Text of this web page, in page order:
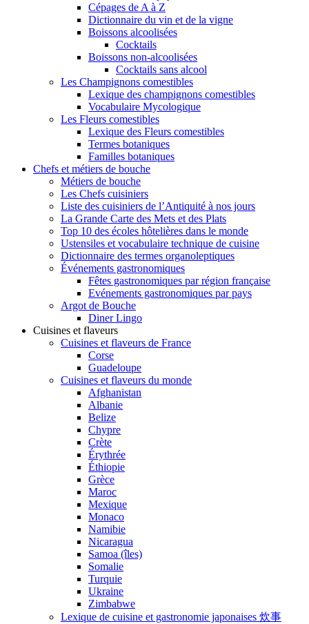
Cépages de A à Z
Dictionnaire du vin et de la vigne
Boissons alcoolisées
Cocktails
Boissons non-alcoolisées
Cocktails sans alcool
Les Champignons comestibles
Lexique des champignons comestibles
Vocabulaire Mycologique
Les Fleurs comestibles
Lexique des Fleurs comestibles
Termes botaniques
Familles botaniques
Chefs et métiers de bouche
Métiers de bouche
Les Chefs cuisiniers
Liste des cuisiniers de l’Antiquité à nos jours
La Grande Carte des Mets et des Plats
Top 10 des écoles hôtelières dans le monde
Ustensiles et vocabulaire technique de cuisine
Dictionnaire des termes organoleptiques
Événements gastronomiques
Fêtes gastronomiques par région française
Evénements gastronomiques par pays
Argot de Bouche
Diner Lingo
Cuisines et flaveurs
Cuisines et flaveurs de France
Corse
Guadeloupe
Cuisines et flaveurs du monde
Afghanistan
Albanie
Belize
Chypre
Crète
Érythrée
Éthiopie
Grèce
Maroc
Mexique
Monaco
Namibie
Nicaragua
Samoa (îles)
Somalie
Turquie
Ukraine
Zimbabwe
Lexique de cuisine et gastronomie japonaises 炊事